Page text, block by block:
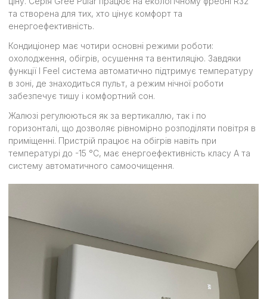
та створена для тих, хто цінує комфорт та
енергоефективність.
Кондиціонер має чотири основні режими роботи:
охолодження, обігрів, осушення та вентиляцію. Завдяки
функції I Feel система автоматично підтримує температуру
в зоні, де знаходиться пульт, а режим нічної роботи
забезпечує тишу і комфортний сон.
Жалюзі регулюються як за вертикаллю, так і по
горизонталі, що дозволяє рівномірно розподіляти повітря в
приміщенні. Пристрій працює на обігрів навіть при
температурі до -15 °C, має енергоефективність класу A та
систему автоматичного самоочищення.